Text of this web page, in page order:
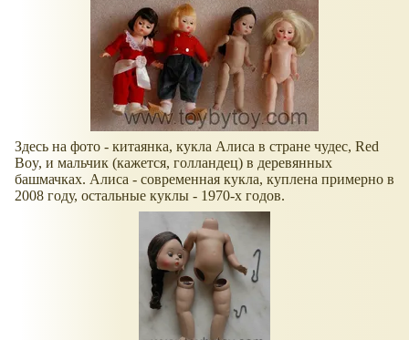
Здесь на фото - китаянка, кукла Алиса в стране чудес, Red
Boy, и мальчик (кажется, голландец) в деревянных
башмачках. Алиса - современная кукла, куплена примерно в
2008 году, остальные куклы - 1970-х годов.